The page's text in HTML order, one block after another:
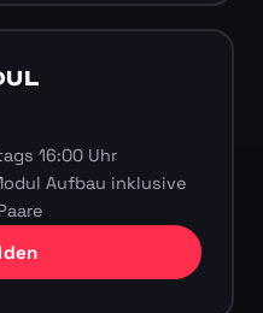
16:00 Uhr
Aufbau inklusive